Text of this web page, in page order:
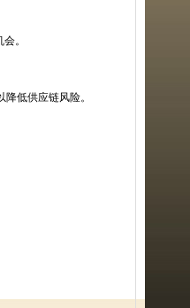
。
低供应链风险。